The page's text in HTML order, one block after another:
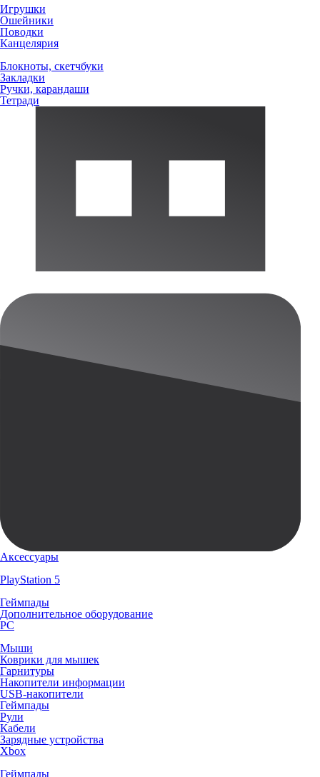
Игрушки
Ошейники
Поводки
Канцелярия
Блокноты, скетчбуки
Закладки
Ручки, карандаши
Тетради
Аксессуары
PlayStation 5
Геймпады
Дополнительное оборудование
PC
Мыши
Коврики для мышек
Гарнитуры
Накопители информации
USB-накопители
Геймпады
Рули
Кабели
Зарядные устройства
Xbox
Геймпады